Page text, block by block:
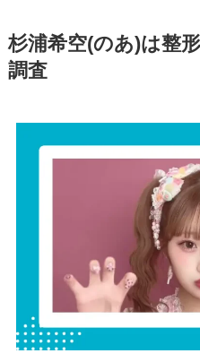
杉浦希空(のあ)は整
調査